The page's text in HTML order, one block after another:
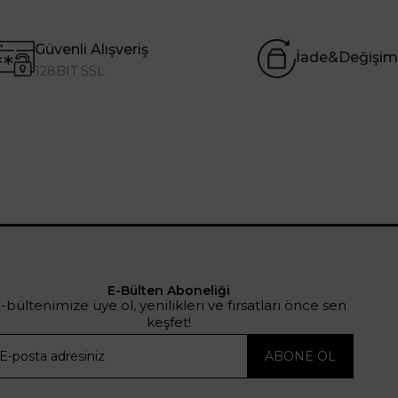
Güvenli Alışveriş
128BIT SSL
İade&Değişim
E-Bülten Aboneliği
bültenimize üye ol, yenilikleri ve fırsatları önce sen
keşfet!
ABONE OL